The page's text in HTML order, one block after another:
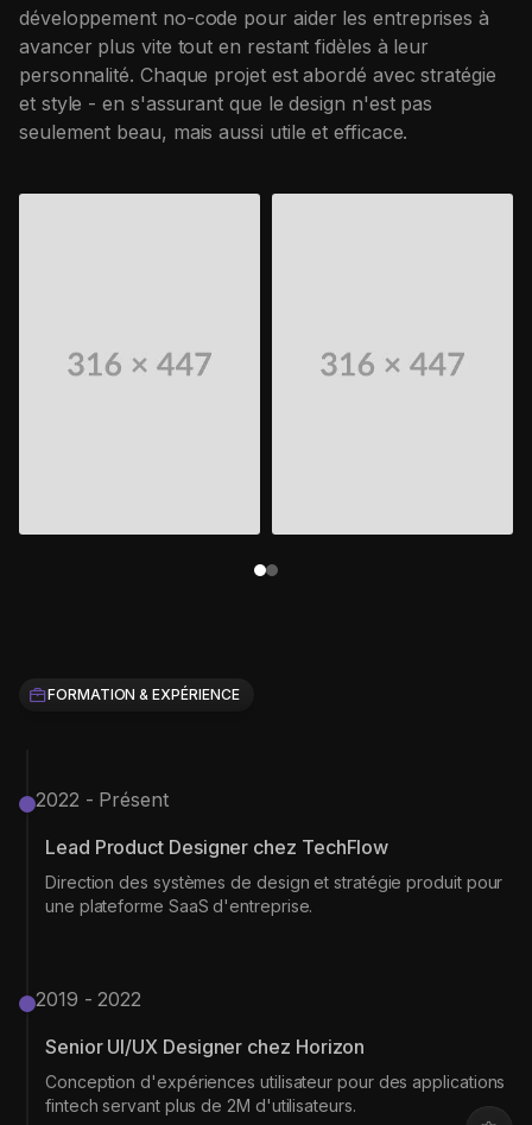
développement no-code pour aider les entreprises à
avancer plus vite tout en restant fidèles à leur
personnalité. Chaque projet est abordé avec stratégie
et style - en s'assurant que le design n'est pas
seulement beau, mais aussi utile et efficace.
FORMATION & EXPÉRIENCE
2022 - Présent
Lead Product Designer chez TechFlow
Direction des systèmes de design et stratégie produit pour
une plateforme SaaS d'entreprise.
2019 - 2022
Senior UI/UX Designer chez Horizon
Conception d'expériences utilisateur pour des applications
fintech servant plus de 2M d'utilisateurs.